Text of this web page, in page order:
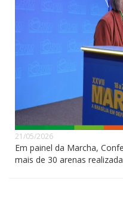
21/05/2026
Em painel da Marcha,
mais de 30 arenas